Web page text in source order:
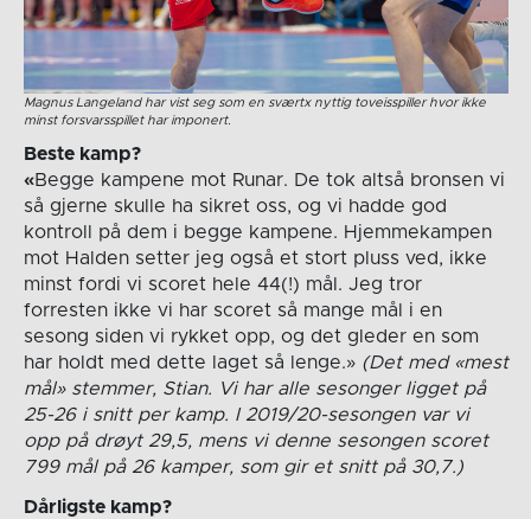
Magnus Langeland har vist seg som en sværtx nyttig toveisspiller hvor ikke
minst forsvarsspillet har imponert.
Beste kamp?
«Begge kampene mot Runar. De tok altså bronsen vi
så gjerne skulle ha sikret oss, og vi hadde god
kontroll på dem i begge kampene. Hjemmekampen
mot Halden setter jeg også et stort pluss ved, ikke
minst fordi vi scoret hele 44(!) mål. Jeg tror
forresten ikke vi har scoret så mange mål i en
sesong siden vi rykket opp, og det gleder en som
har holdt med dette laget så lenge.» (Det med «mest
mål» stemmer, Stian. Vi har alle sesonger ligget på
25-26 i snitt per kamp. I 2019/20-sesongen var vi
opp på drøyt 29,5, mens vi denne sesongen scoret
799 mål på 26 kamper, som gir et snitt på 30,7.)
Dårligste kamp?